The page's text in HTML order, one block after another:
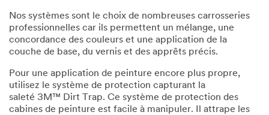
Nos systèmes sont le choix de nombreuses carrosseries
professionnelles car ils permettent un mélange, une
concordance des couleurs et une application de la
couche de base, du vernis et des apprêts précis.
Pour une application de peinture encore plus propre,
utilisez le système de protection capturant la
saleté 3M™ Dirt Trap. Ce système de protection des
cabines de peinture est facile à manipuler. Il attrape les